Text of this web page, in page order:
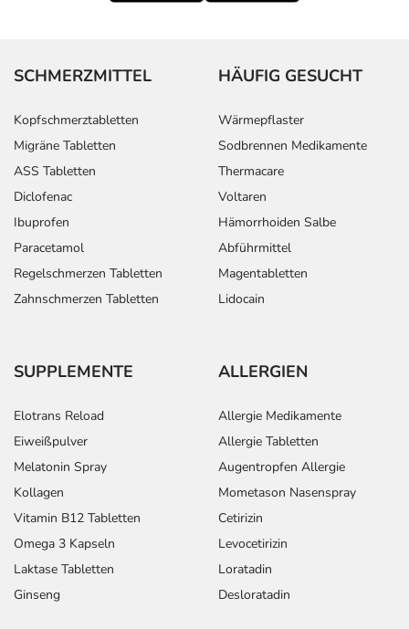
SCHMERZMITTEL
Kopfschmerztabletten
Migräne Tabletten
ASS Tabletten
Diclofenac
Ibuprofen
Paracetamol
Regelschmerzen Tabletten
Zahnschmerzen Tabletten
HÄUFIG GESUCHT
Wärmepflaster
Sodbrennen Medikamente
Thermacare
Voltaren
Hämorrhoiden Salbe
Abführmittel
Magentabletten
Lidocain
SUPPLEMENTE
Elotrans Reload
Eiweißpulver
Melatonin Spray
Kollagen
Vitamin B12 Tabletten
Omega 3 Kapseln
Laktase Tabletten
Ginseng
ALLERGIEN
Allergie Medikamente
Allergie Tabletten
Augentropfen Allergie
Mometason Nasenspray
Cetirizin
Levocetirizin
Loratadin
Desloratadin